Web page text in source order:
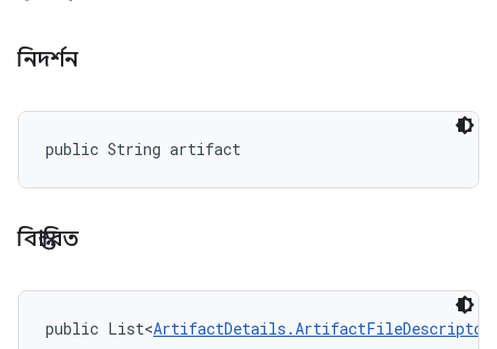
নিদর্শন
public String artifact
বিস্তারিত
public List<ArtifactDetails.ArtifactFileDescriptor